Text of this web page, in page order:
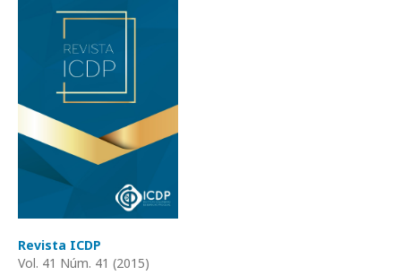
Revista ICDP
Vol. 41 Núm. 41 (2015)